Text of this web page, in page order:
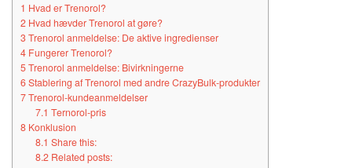
1 Hvad er Trenorol?
2 Hvad hævder Trenorol at gøre?
3Trenorol anmeldelse: De aktive ingredienser
4 Fungerer Trenorol?
5Trenorol anmeldelse: Bivirkningerne
6Stablering af Trenorol med andre CrazyBulk-produkter
7Trenorol-kundeanmeldelser
7.1 Ternorol-pris
8 Konklusion
8.1 Share this:
8.2Related posts: